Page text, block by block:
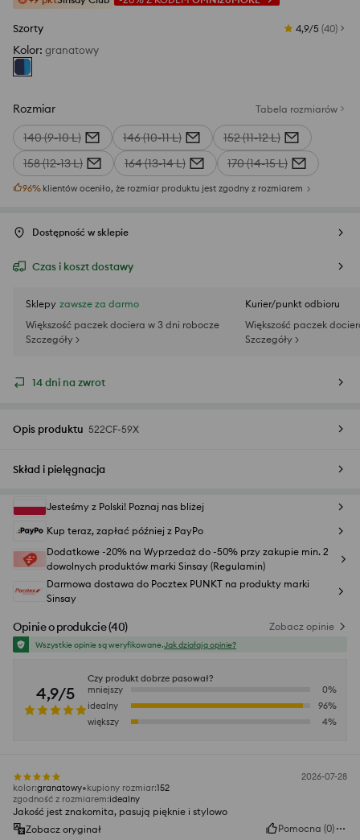
Szorty 4,9/5 (40)
Kolor: granatowy
Rozmiar Tabela rozmiarów
140 (9-10 L) 146 (10-11 L)
152 (11-12 L)
158 (12-13 L)
164 (13-14 L) 170 (14-15 L)
96% klientów oceniło, że rozmiar produktu jest zgodny z rozmiarem
Dostępność w sklepie
Czas i koszt dostawy
Sklepy zawsze za darmo
Większość paczek dociera w 3 dni robocze
Szczegóły >
Kurier/punkt odbioru
Większość paczek
Szczegóły >
14 dni na zwrot
Opis produktu 522CF-59X
Skład i pielęgnacja
Jesteśmy z Polski! Poznaj nas bliżej
Kup teraz, zapłać później z PayPo
Dodatkowe -20% na Wyprzedaż do -50% przy zakupie min. 2
dowolnych produktów marki Sinsay (Regulamin)
Darmowa dostawa do Pocztex PUNKT na produkty marki
Sinsay
Opinie o produkcie(40) Zobacz opinie
Wszystkie opinie są weryfikowane.Jak działają opinie?
4,9/5
Czy produkt dobrze pasował?
mniejszy
0%
idealny
96%
większy
4%
2026-07-28
kolor:granatowy kupiony rozmiar:152
zgodność z rozmiarem:idealny
Jakość jest znakomita, pasują pięknie i stylowo
Zobacz oryginał
Pomocna (0)